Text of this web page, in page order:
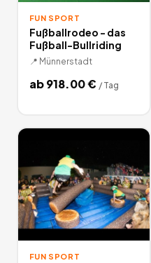
FUN SPORT
Fußballrodeo - das
Fußball-Bullriding
📍 Münnerstadt
ab918.00€ / Tag
FUN SPORT